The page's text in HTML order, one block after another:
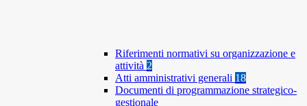
Riferimenti normativi su organizzazione e
attività 2
Atti amministrativi generali 18
Documenti di programmazione strategico-
gestionale